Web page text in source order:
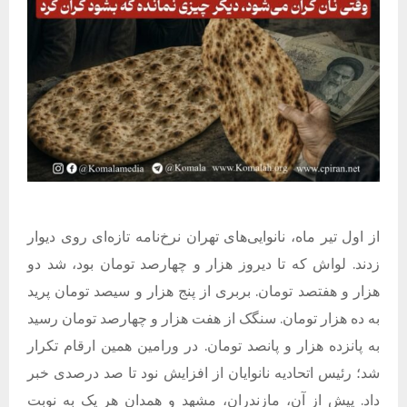
از اول تیر ماه، نانوایی‌های تهران نرخ‌نامه تازه‌ای روی دیوار
زدند. لواش که تا دیروز هزار و چهارصد تومان بود، شد دو
هزار و هفتصد تومان. بربری از پنج هزار و سیصد تومان پرید
به ده هزار تومان. سنگک از هفت هزار و چهارصد تومان رسید
به پانزده هزار و پانصد تومان. در ورامین همین ارقام تکرار
شد؛ رئیس اتحادیه نانوایان از افزایش نود تا صد درصدی خبر
داد. پیش از آن، مازندران، مشهد و همدان هر یک به نوبت